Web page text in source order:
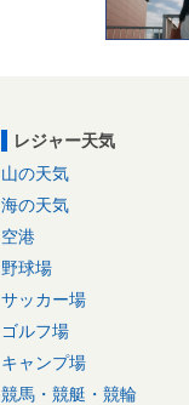
レジャー天気
山の天気
海の天気
空港
野球場
サッカー場
ゴルフ場
キャンプ場
競馬・競艇・競輪